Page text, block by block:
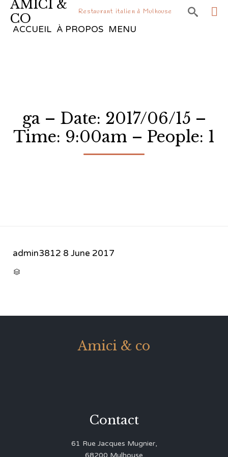
AMICI &
CO
Restaurant italien à Mulhouse 
ACCUEIL À PROPOS MENU
ga – Date: 2017/06/15 –
Time: 9:00am – People: 1
admin3812 8 June 2017

Amici & co
Contact
61 Rue Jacques Mugnier,